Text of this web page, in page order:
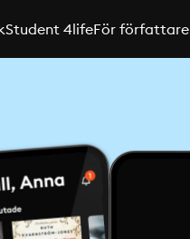
Student 4lifeFör författare